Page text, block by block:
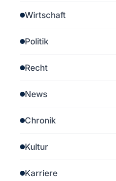
Wirtschaft
Politik
Recht
News
Chronik
Kultur
Karriere